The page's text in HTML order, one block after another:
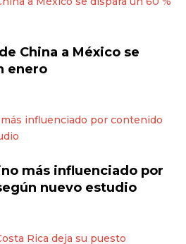
China a México se
enero
más influenciado por
nuevo estudio